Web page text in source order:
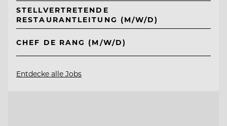
STELLVERTRETENDE
RESTAURANTLEITUNG (M/W/D)
CHEF DE RANG (M/W/D)
Entdecke alle Jobs